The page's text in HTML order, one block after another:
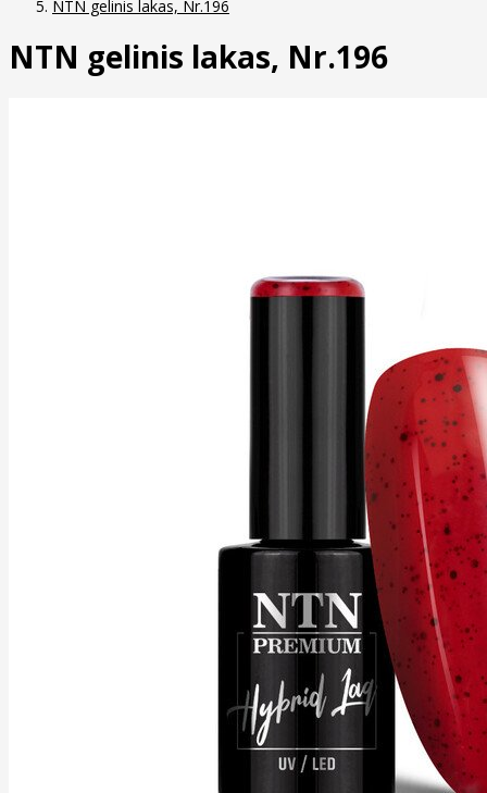
NTN gelinis lakas, Nr.196
NTN gelinis lakas, Nr.196